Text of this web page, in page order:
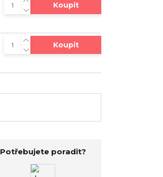
Koupit
Koupit
Potřebujete poradit?